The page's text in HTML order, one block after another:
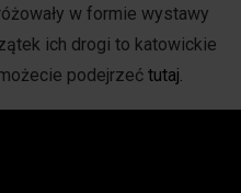
w formie wystawy
ich drogi to katowickie
podejrzeć tutaj.